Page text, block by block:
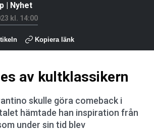
| Nyhet
kl. 14:00
Kopiera länk
av kultklassikern
skulle göra comeback i
hämtade han inspiration från
under sin tid blev